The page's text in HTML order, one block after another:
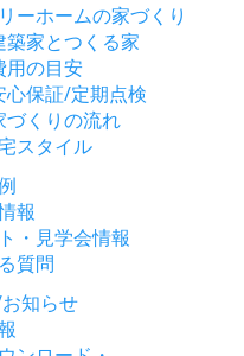
ーホームの家づくり
築家とつくる家
用の目安
心保証/定期点検
づくりの流れ
スタイル
報
・見学会情報
質問
知らせ